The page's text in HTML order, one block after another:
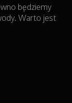
będziemy
Warto jest